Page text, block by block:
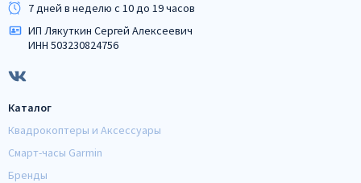
7 дней в неделю с 10 до 19 часов
ИП Лякуткин Сергей Алексеевич
ИНН 503230824756
Каталог
Квадрокоптеры и Аксессуары
Смарт-часы Garmin
Бренды